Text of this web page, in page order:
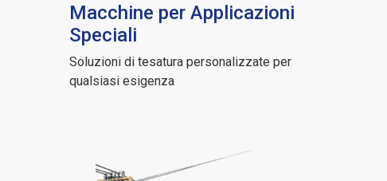
Macchine per Applicazioni
Speciali
Soluzioni di tesatura personalizzate per
qualsiasi esigenza